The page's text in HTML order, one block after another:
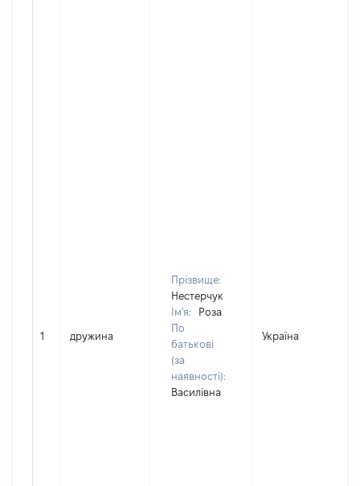
1 дружина
Прізвище:
Нестерчук
Ім'я:
Роза
По
батькові
(за
наявності):
Василівна
Україна